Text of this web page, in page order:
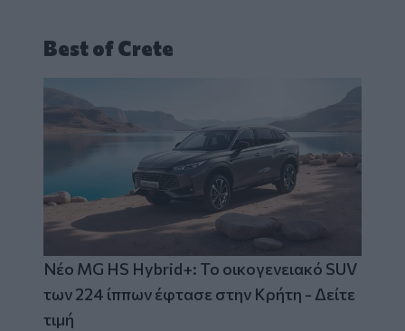
Best of Crete
Νέο MG HS Hybrid+: Το οικογενειακό SUV
των 224 ίππων έφτασε στην Κρήτη - Δείτε
τιμή